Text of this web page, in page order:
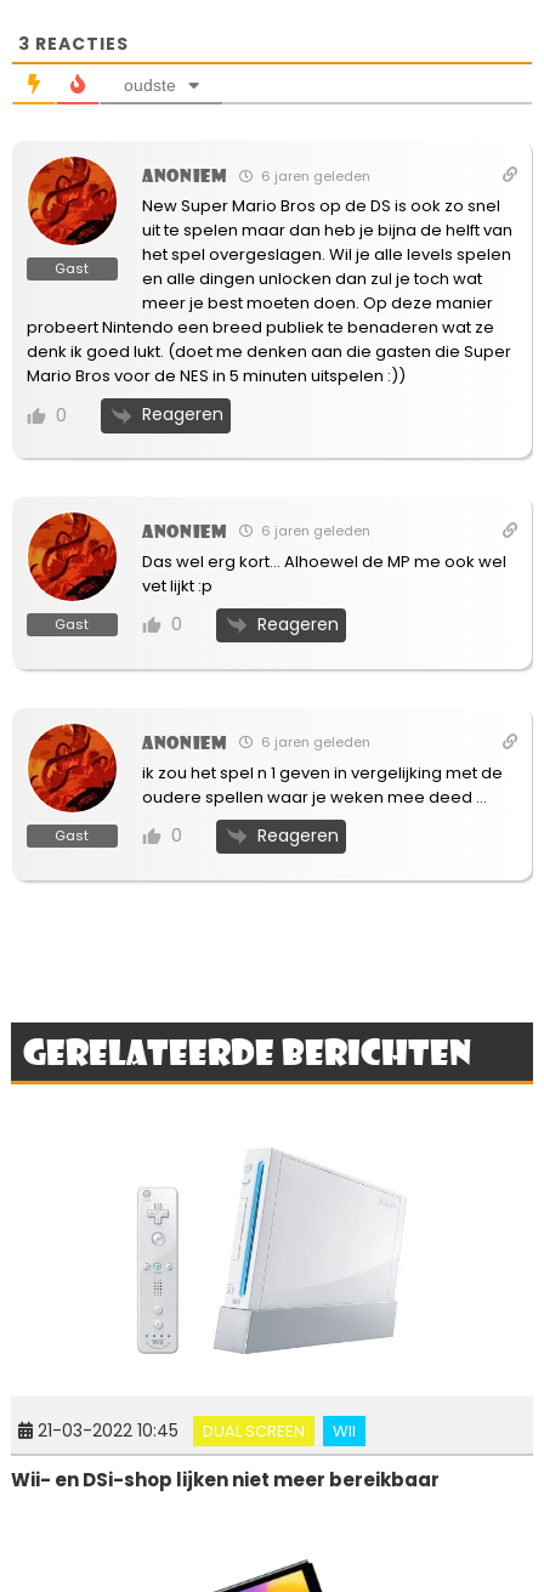
3 REACTIES
oudste
Gast
Anoniem 6 jaren geleden
New Super Mario Bros op de DS is ook zo snel
uit te spelen maar dan heb je bijna de helft van
het spel overgeslagen. Wil je alle levels spelen
en alle dingen unlocken dan zul je toch wat
meer je best moeten doen. Op deze manier
probeert Nintendo een breed publiek te benaderen wat ze
denk ik goed lukt. (doet me denken aan die gasten die Super
Mario Bros voor de NES in 5 minuten uitspelen :))
0 Reageren
Gast
Anoniem 6 jaren geleden
Das wel erg kort… Alhoewel de MP me ook wel
vet lijkt :p
0 Reageren
Gast
Anoniem 6 jaren geleden
ik zou het spel n 1 geven in vergelijking met de
oudere spellen waar je weken mee deed …
0 Reageren
Gerelateerde berichten
21-03-2022 10:45 DUAL SCREEN WII
Wii- en DSi-shop lijken niet meer bereikbaar